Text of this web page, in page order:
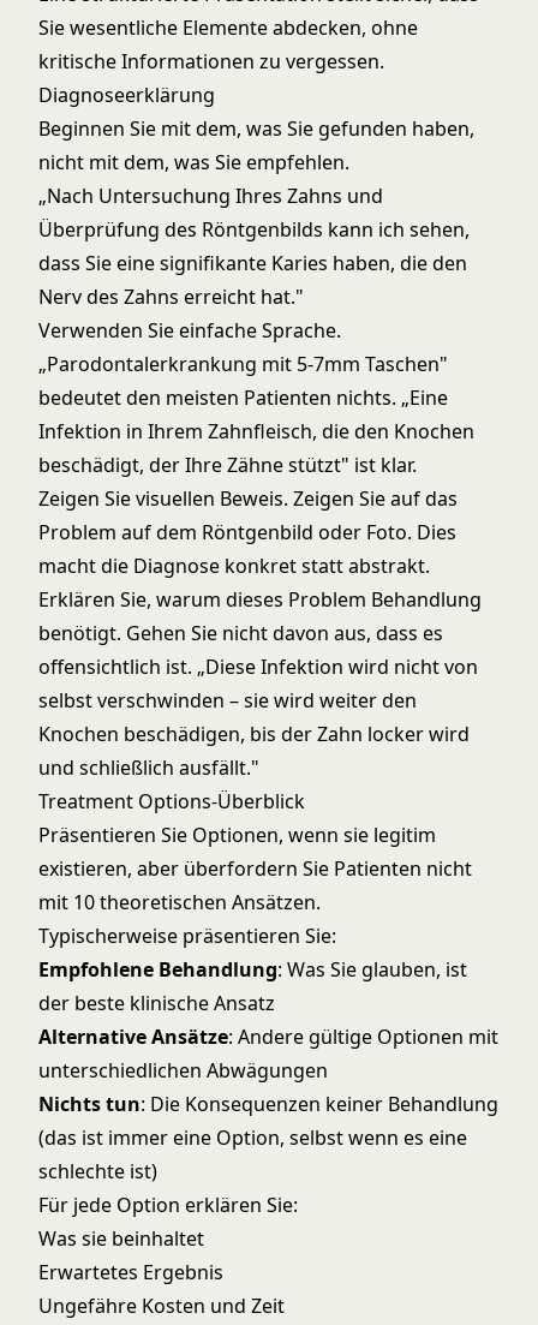
Sie wesentliche Elemente abdecken, ohne
kritische Informationen zu vergessen.
Diagnoseerklärung
Beginnen Sie mit dem, was Sie gefunden haben,
nicht mit dem, was Sie empfehlen.
„Nach Untersuchung Ihres Zahns und
Überprüfung des Röntgenbilds kann ich sehen,
dass Sie eine signifikante Karies haben, die den
Nerv des Zahns erreicht hat."
Verwenden Sie einfache Sprache.
„Parodontalerkrankung mit 5-7mm Taschen"
bedeutet den meisten Patienten nichts. „Eine
Infektion in Ihrem Zahnfleisch, die den Knochen
beschädigt, der Ihre Zähne stützt" ist klar.
Zeigen Sie visuellen Beweis. Zeigen Sie auf das
Problem auf dem Röntgenbild oder Foto. Dies
macht die Diagnose konkret statt abstrakt.
Erklären Sie, warum dieses Problem Behandlung
benötigt. Gehen Sie nicht davon aus, dass es
offensichtlich ist. „Diese Infektion wird nicht von
selbst verschwinden – sie wird weiter den
Knochen beschädigen, bis der Zahn locker wird
und schließlich ausfällt."
Treatment Options-Überblick
Präsentieren Sie Optionen, wenn sie legitim
existieren, aber überfordern Sie Patienten nicht
mit 10 theoretischen Ansätzen.
Typischerweise präsentieren Sie:
Empfohlene Behandlung: Was Sie glauben, ist
der beste klinische Ansatz
Alternative Ansätze: Andere gültige Optionen mit
unterschiedlichen Abwägungen
Nichts tun: Die Konsequenzen keiner Behandlung
(das ist immer eine Option, selbst wenn es eine
schlechte ist)
Für jede Option erklären Sie:
Was sie beinhaltet
Erwartetes Ergebnis
Ungefähre Kosten und Zeit